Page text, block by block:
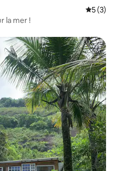
5 (3)
la mer !